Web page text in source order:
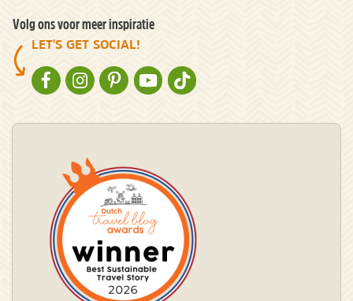
Volg ons voor meer inspiratie
LET'S GET SOCIAL!
NATURESCANNER OP FACEBOOK
NATURESCANNER OP INSTAGRAM
NATURESCANNER OP PINTEREST
NATURESCANNER OP YOUTUBE
NATURESCANNER OP TIKTOK